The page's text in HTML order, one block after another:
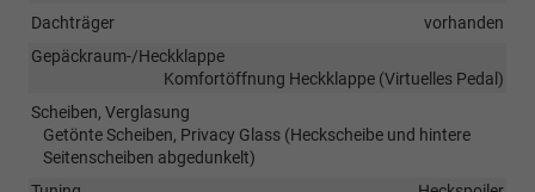
Dachträger
vorhanden
Gepäckraum-/Heckklappe
Komfortöffnung Heckklappe (Virtuelles Pedal)
Scheiben, Verglasung
Getönte Scheiben, Privacy Glass (Heckscheibe und hintere
Seitenscheiben abgedunkelt)